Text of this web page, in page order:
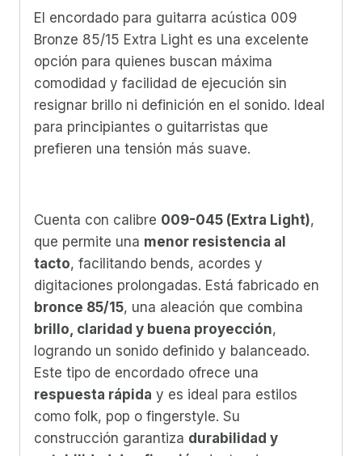
El encordado para guitarra acústica 009
Bronze 85/15 Extra Light es una excelente
opción para quienes buscan máxima
comodidad y facilidad de ejecución sin
resignar brillo ni definición en el sonido. Ideal
para principiantes o guitarristas que
prefieren una tensión más suave.
Cuenta con calibre 009-045 (Extra Light),
que permite una menor resistencia al
tacto, facilitando bends, acordes y
digitaciones prolongadas. Está fabricado en
bronce 85/15, una aleación que combina
brillo, claridad y buena proyección,
logrando un sonido definido y balanceado.
Este tipo de encordado ofrece una
respuesta rápida y es ideal para estilos
como folk, pop o fingerstyle. Su
construcción garantiza durabilidad y